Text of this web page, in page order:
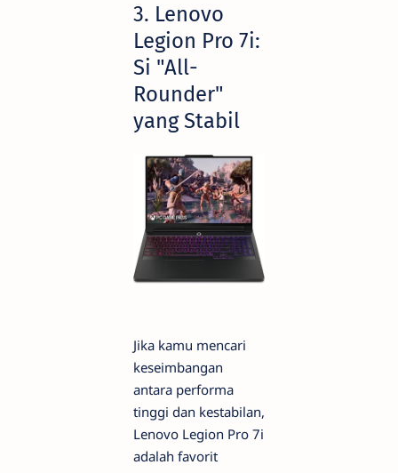
3. Lenovo
Legion Pro 7i:
Si "All-
Rounder"
yang Stabil
Jika kamu mencari
keseimbangan
antara performa
tinggi dan kestabilan,
Lenovo Legion Pro 7i
adalah favorit